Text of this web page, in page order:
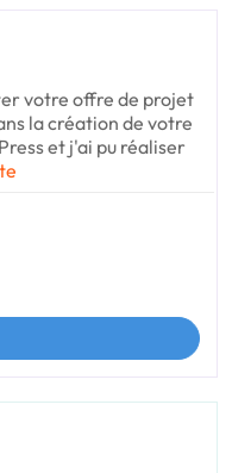
votre offre de projet
la création de votre
et j'ai pu réaliser